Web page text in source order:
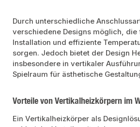
Durch unterschiedliche
verschiedene Designs möglich,
Installation und effiziente
sorgen. Jedoch bietet der Design
insbesondere in vertikaler
Spielraum für ästhetische
Vorteile von Vertikalheizkörpern im
Ein Vertikalheizkörper als